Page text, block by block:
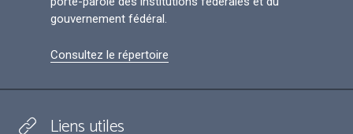
gouvernement fédéral.
Consultez le répertoire
Liens utiles